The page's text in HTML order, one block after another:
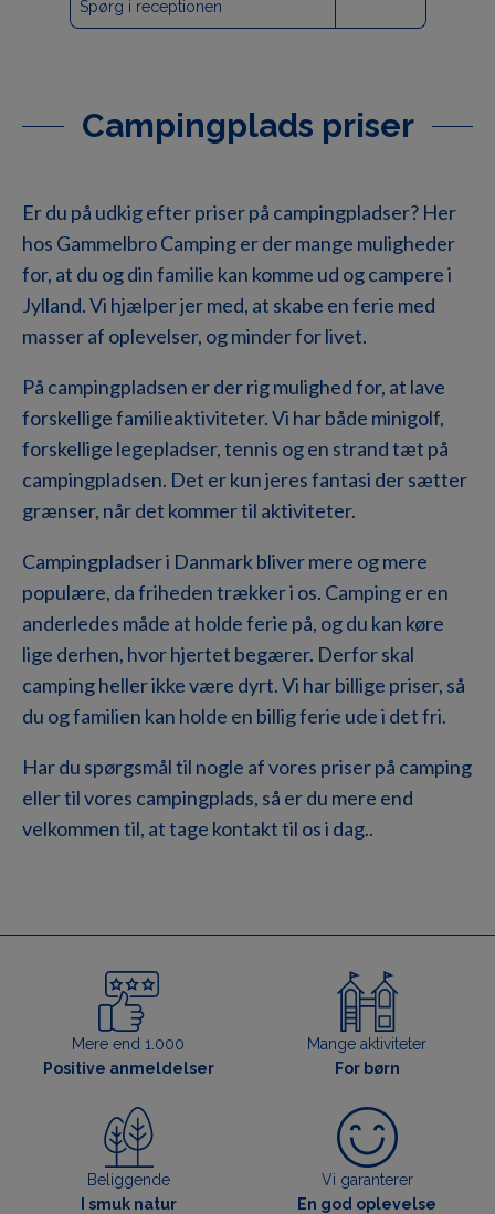
Spørg i receptionen
Campingplads priser
Er du på udkig efter priser på campingpladser? Her
hos Gammelbro Camping er der mange muligheder
for, at du og dinfamilie kan komme ud og campere i
Jylland. Vi hjælper jer med, at skabe en ferie med
masser af oplevelser, og minder for livet.
På campingpladsen er der rig mulighed for, at lave
forskellige familieaktiviteter. Vi har både minigolf,
forskellige legepladser, tennis og en strand tæt på
campingpladsen. Det er kun jeres fantasi der sætter
grænser, når det kommer til aktiviteter.
Campingpladser i Danmark bliver mere og mere
populære, da friheden trækker i os. Camping er en
anderledes måde at holde ferie på, og du kan køre
lige derhen, hvor hjertet begærer. Derfor skal
camping heller ikke være dyrt. Vi har billige priser, så
du og familien kan holde en billig ferie ude i det fri.
Har du spørgsmål til nogle af vores priser på camping
eller til vores campingplads, så er du mere end
velkommen til, at tage kontakt til os i dag..
Mere end 1.000
Positive anmeldelser
Mange aktiviteter
For børn
Beliggende
I smuk natur
Vi garanterer
En god oplevelse